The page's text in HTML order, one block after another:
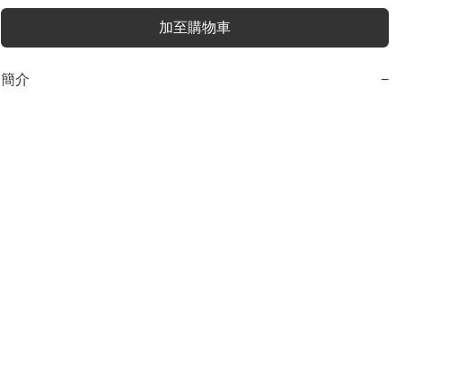
加至購物車
簡介 −